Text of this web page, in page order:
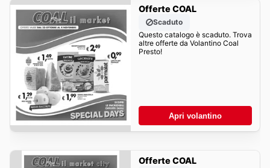
Offerte COAL
Scaduto
Questo catalogo è scaduto. Trova
altre offerte da Volantino Coal
Presto!
Apri volantino
Offerte COAL